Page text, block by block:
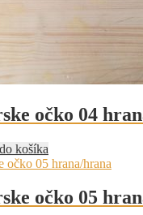
očko 04
košíka
očko 05